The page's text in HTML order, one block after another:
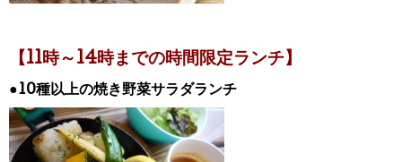
【11時～14時までの時間限定ランチ】
●10種以上の焼き野菜サラダランチ